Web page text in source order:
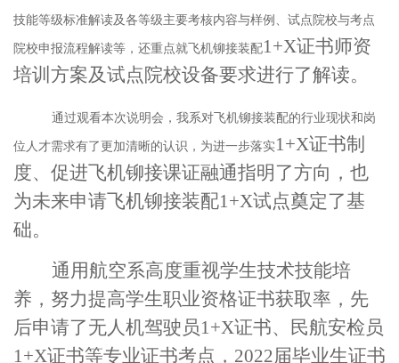
技能等级标准解读及各等级主要考核内容与样例、试点院校与考点
院校申报流程解读等，还重点就飞机铆接装配1+X证书师资
培训方案及试点院校设备要求进行了解读。
通过观看本次说明会，我系对飞机铆接装配的行业现状和岗
位人才需求有了更加清晰的认识，为进一步落实 1+X证书制
度、促进飞机铆接课证融通指明了方向，也
为未来申请飞机铆接装配1+X试点奠定了基
础。
通用航空系高度重视学生技术技能培
养，努力提高学生职业资格证书获取率，先
后申请了无人机驾驶员1+X证书、民航安检员
1+X证书等专业证书考点，2022届毕业生证书